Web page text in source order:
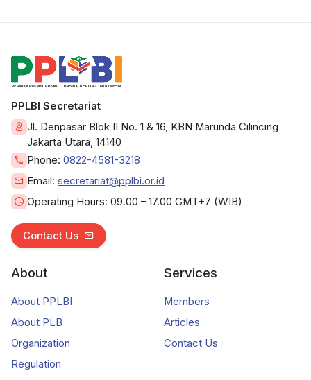
PPLBI Secretariat
Jl. Denpasar Blok II No. 1 & 16, KBN Marunda Cilincing
Jakarta Utara, 14140
Phone: 0822-4581-3218
Email: secretariat@pplbi.or.id
Operating Hours: 09.00 – 17.00 GMT+7 (WIB)
Contact Us
About
About PPLBI
About PLB
Organization
Regulation
Services
Members
Articles
Contact Us